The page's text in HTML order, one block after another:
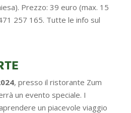
Prezzo: 39 euro (max. 15
257 165. Tutte le info sul
, presso il ristorante Zum
un evento speciale. I
un piacevole viaggio